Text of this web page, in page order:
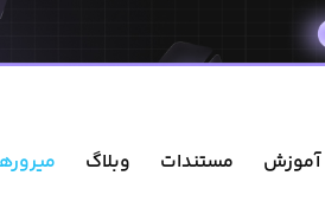
آموزش مستندات وبلاگ